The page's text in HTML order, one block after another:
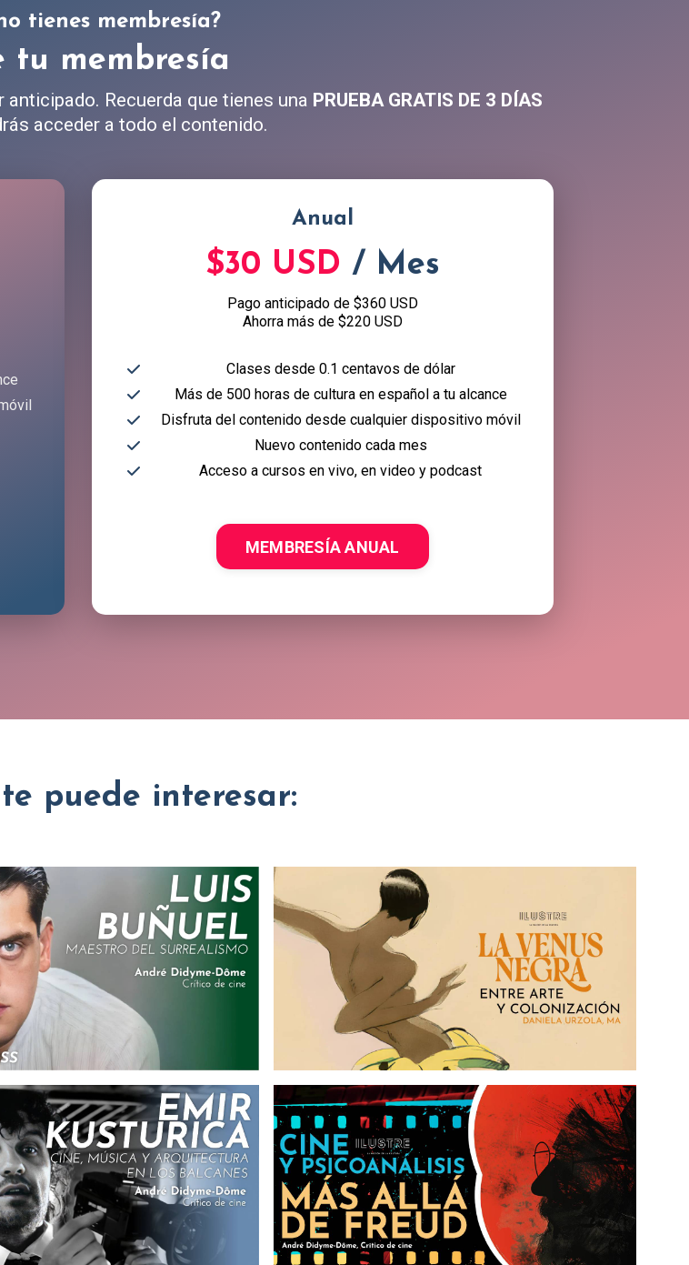
tienes membresía?
tu membresía
Recuerda que tienes una PRUEBA GRATIS DE 3 DÍAS
acceder a todo el contenido.
Anual
$30 USD / Mes
Pago anticipado de $360 USD
Ahorra más de $220 USD
Clases desde 0.1 centavos de dólar
Más de 500 horas de cultura en español a tu alcance
Disfruta del contenido desde cualquier dispositivo móvil
Nuevo contenido cada mes
Acceso a cursos en vivo, en video y podcast
MEMBRESÍA ANUAL
te puede interesar: